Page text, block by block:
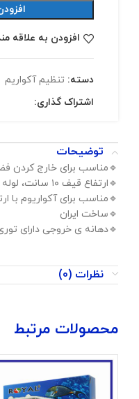
افزودن به علاقه
دسته: تنظیم آکواریم
اشتراک گذاری:
توضیحات
🔹️مناسب برای خارج کردن
🔹️ارتفاع قیف ۱۰ سانت، لوله ۲۵ سانت و شلنگ ۱۱۵ سانت
🔹️مناسب برای آکواریوم با ارتفاع ۲۰ تا
🔹️ساخت ایران
🔹️دهانه ی خروجی دارای
نظرات (0)
محصولات مرتبط